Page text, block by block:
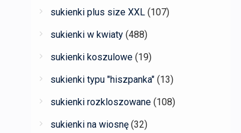
sukienki plus size XXL (107)
sukienki w kwiaty (488)
sukienki koszulowe (19)
sukienki typu "hiszpanka" (13)
sukienki rozkloszowane (108)
sukienki na wiosnę (32)